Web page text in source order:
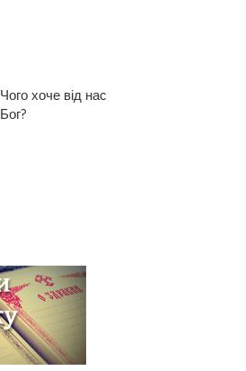
Чого хоче від нас
Бог?